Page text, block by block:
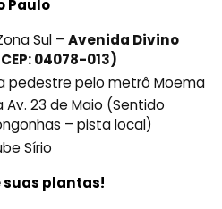
Paulo
Sul –Avenida Divino
04078-013)
pedestre pelo metrô Moema
Av. 23 de Maio (Sentido
– pista local)
Sírio
suas plantas!